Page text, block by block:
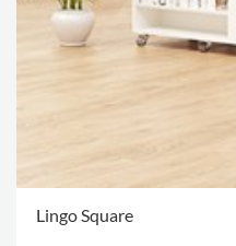
Lingo Square